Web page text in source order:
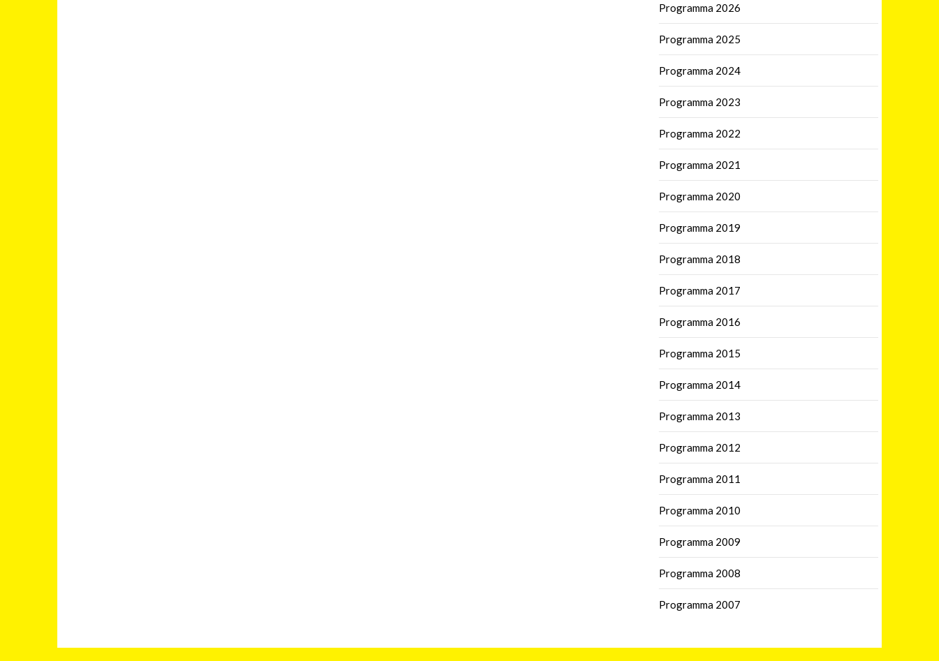
Programma 2026
Programma 2025
Programma 2024
Programma 2023
Programma 2022
Programma 2021
Programma 2020
Programma 2019
Programma 2018
Programma 2017
Programma 2016
Programma 2015
Programma 2014
Programma 2013
Programma 2012
Programma 2011
Programma 2010
Programma 2009
Programma 2008
Programma 2007